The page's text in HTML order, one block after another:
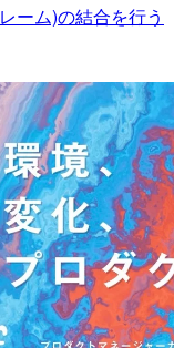
ーム)の結合を行う